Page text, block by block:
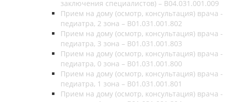
заключения специалистов) – B04.031.001.009
Прием на дому (осмотр, консультация) врача -
педиатра, 2 зона – B01.031.001.802
Прием на дому (осмотр, консультация) врача -
педиатра, 3 зона – B01.031.001.803
Прием на дому (осмотр, консультация) врача -
педиатра, 0 зона – B01.031.001.800
Прием на дому (осмотр, консультация) врача -
педиатра, 1 зона – B01.031.001.801
Прием на дому (осмотр, консультация) врача -